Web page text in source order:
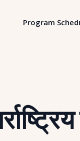
Program